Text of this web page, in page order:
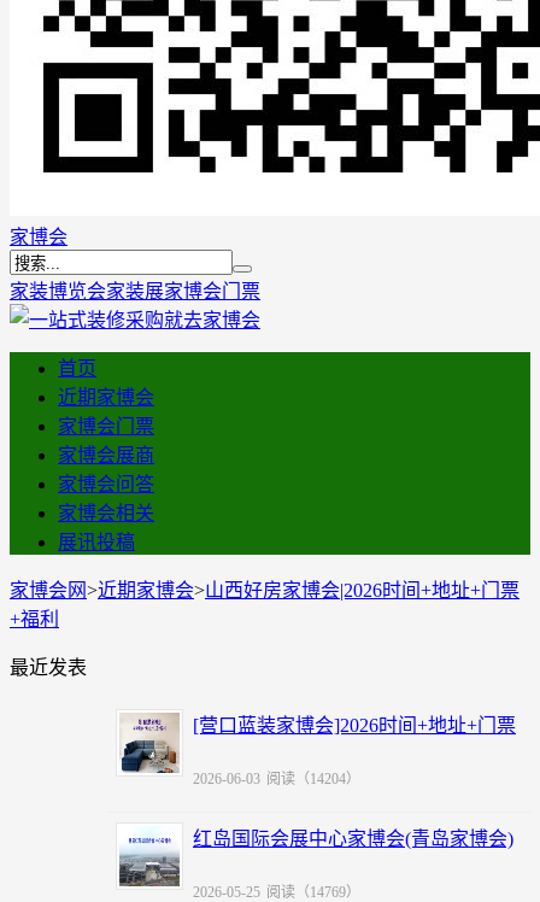
家博会
家装博览会家装展家博会门票
首页
近期家博会
家博会门票
家博会展商
家博会问答
家博会相关
展讯投稿
家博会网>近期家博会>山西好房家博会|2026时间+地址+门票
+福利
最近发表
[营口蓝装家博会]2026时间+地址+门票
2026-06-03 阅读（14204）
红岛国际会展中心家博会(青岛家博会)
2026-05-25 阅读（14769）